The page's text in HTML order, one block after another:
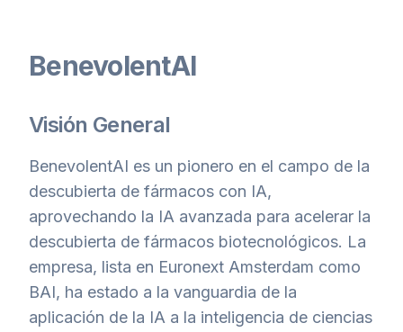
BenevolentAI
Visión General
BenevolentAI es un pionero en el campo de la
descubierta de fármacos con IA,
aprovechando la IA avanzada para acelerar la
descubierta de fármacos biotecnológicos. La
empresa, lista en Euronext Amsterdam como
BAI, ha estado a la vanguardia de la
aplicación de la IA a la inteligencia de ciencias